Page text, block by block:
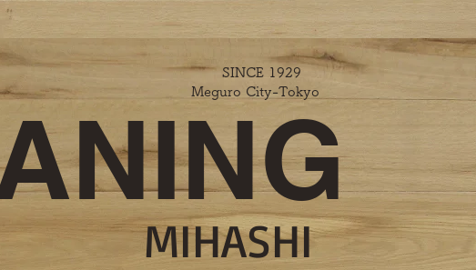
SINCE 1929
Meguro City-Tokyo
MIHASHI